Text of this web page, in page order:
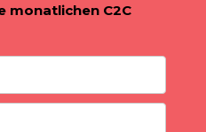
monatlichen C2C